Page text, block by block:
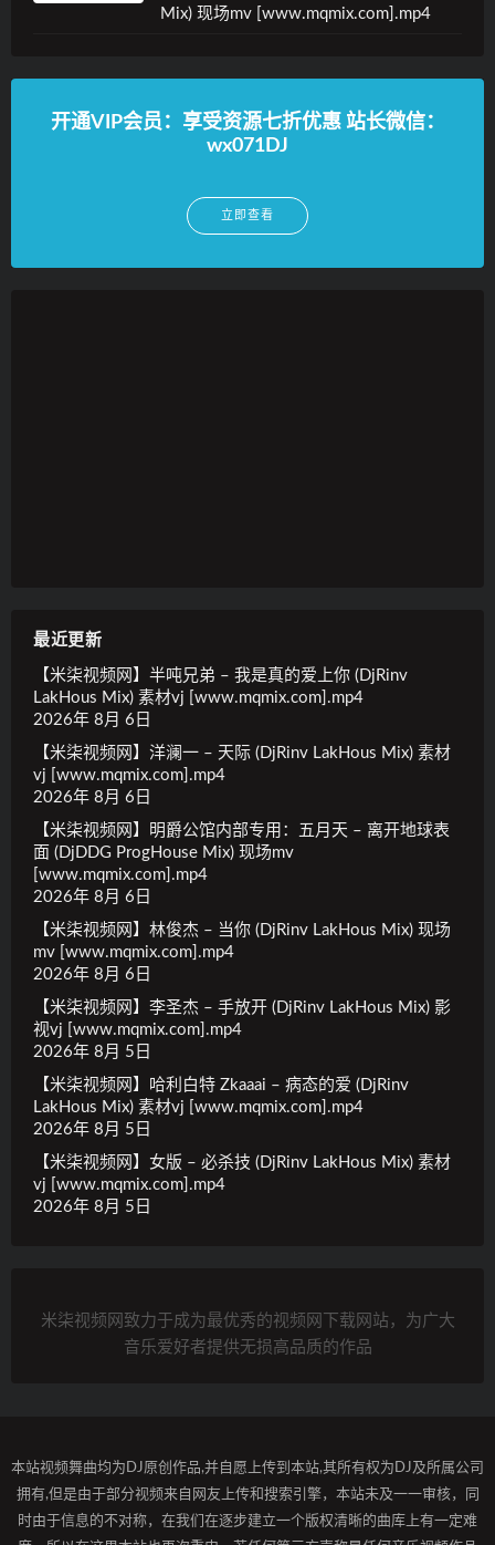
Mix) 现场mv [www.mqmix.com].mp4
开通VIP会员：享受资源七折优惠 站长微信：
wx071DJ
立即查看
最近更新
【米柒视频网】半吨兄弟 – 我是真的爱上你 (DjRinv
LakHous Mix) 素材vj [www.mqmix.com].mp4
2026年 8月 6日
【米柒视频网】洋澜一 – 天际 (DjRinv LakHous Mix) 素材
vj [www.mqmix.com].mp4
2026年 8月 6日
【米柒视频网】明爵公馆内部专用：五月天 – 离开地球表
面 (DjDDG ProgHouse Mix) 现场mv
[www.mqmix.com].mp4
2026年 8月 6日
【米柒视频网】林俊杰 – 当你 (DjRinv LakHous Mix) 现场
mv [www.mqmix.com].mp4
2026年 8月 6日
【米柒视频网】李圣杰 – 手放开 (DjRinv LakHous Mix) 影
视vj [www.mqmix.com].mp4
2026年 8月 5日
【米柒视频网】哈利白特 Zkaaai – 病态的爱 (DjRinv
LakHous Mix) 素材vj [www.mqmix.com].mp4
2026年 8月 5日
【米柒视频网】女版 – 必杀技 (DjRinv LakHous Mix) 素材
vj [www.mqmix.com].mp4
2026年 8月 5日
米柒视频网致力于成为最优秀的视频网下载网站，为广大
音乐爱好者提供无损高品质的作品
本站视频舞曲均为DJ原创作品,并自愿上传到本站,其所有权为DJ及所属公司
拥有,但是由于部分视频来自网友上传和搜索引擎，本站未及一一审核，同
时由于信息的不对称，在我们在逐步建立一个版权清晰的曲库上有一定难